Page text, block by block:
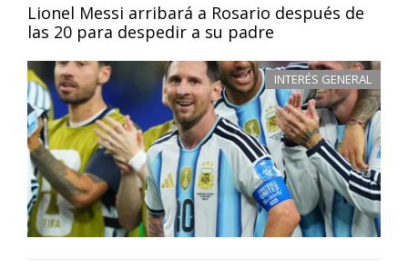
Lionel Messi arribará a Rosario después de
las 20 para despedir a su padre
INTERÉS GENERAL